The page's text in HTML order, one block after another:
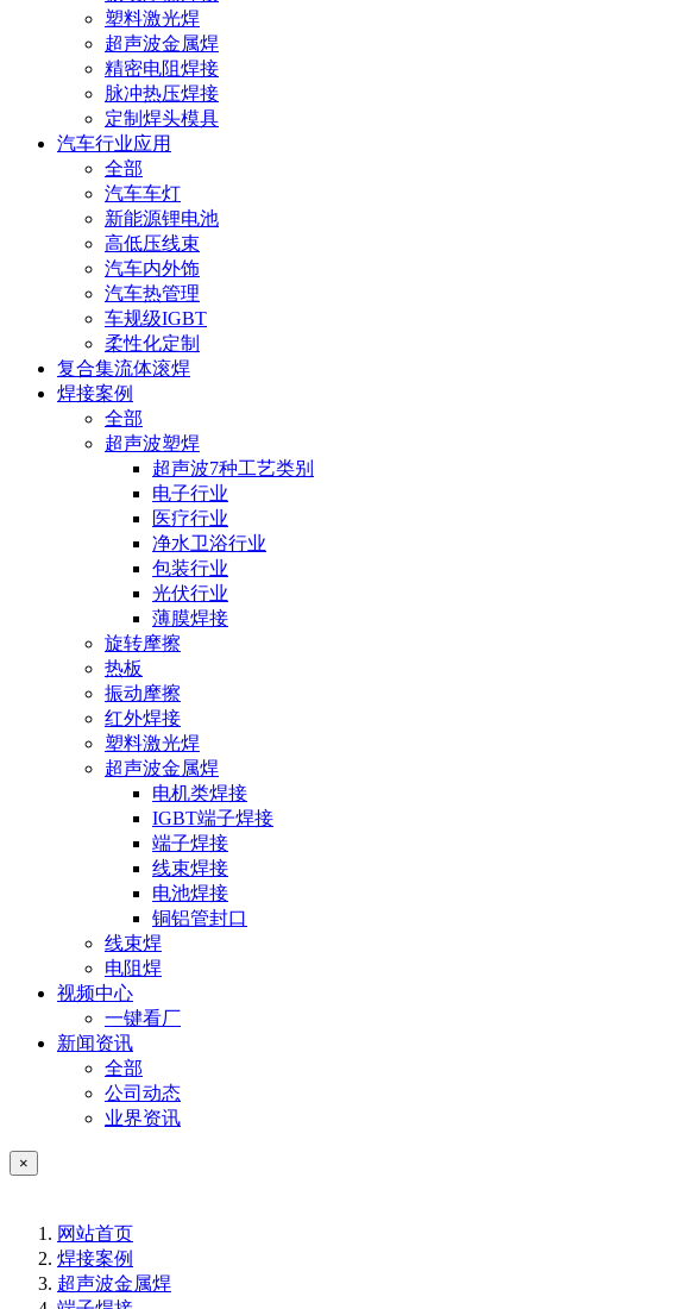
塑料激光焊
超声波金属焊
精密电阻焊接
脉冲热压焊接
定制焊头模具
汽车行业应用
全部
汽车车灯
新能源锂电池
高低压线束
汽车内外饰
汽车热管理
车规级IGBT
柔性化定制
复合集流体滚焊
焊接案例
全部
超声波塑焊
超声波7种工艺类别
电子行业
医疗行业
净水卫浴行业
包装行业
光伏行业
薄膜焊接
旋转摩擦
热板
振动摩擦
红外焊接
塑料激光焊
超声波金属焊
电机类焊接
IGBT端子焊接
端子焊接
线束焊接
电池焊接
铜铝管封口
线束焊
电阻焊
视频中心
一键看厂
新闻资讯
全部
公司动态
业界资讯
×
网站首页
焊接案例
超声波金属焊